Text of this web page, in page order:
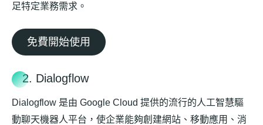
足特定業務需求。
免費開始使用
2. Dialogflow
Dialogflow 是由 Google Cloud 提供的流行的人工智慧驅
動聊天機器人平台，使企業能夠創建網站、移動應用、消